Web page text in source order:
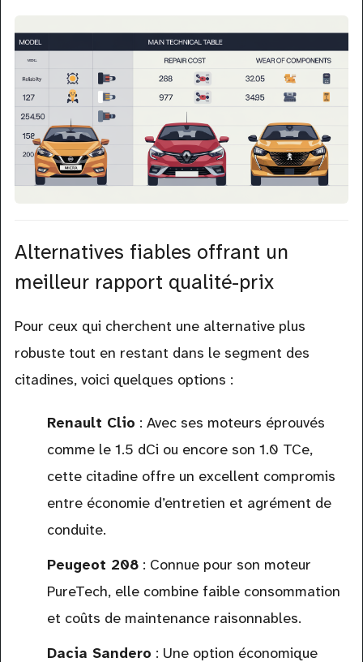
Alternatives fiables offrant un
meilleur rapport qualité-prix
Pour ceux qui cherchent une alternative plus
robuste tout en restant dans le segment des
citadines, voici quelques options :
Renault Clio : Avec ses moteurs éprouvés
comme le 1.5 dCi ou encore son 1.0 TCe,
cette citadine offre un excellent compromis
entre économie d’entretien et agrément de
conduite.
Peugeot 208: Connue pour son moteur
PureTech, elle combine faible consommation
et coûts de maintenance raisonnables.
Dacia Sandero : Une option économique